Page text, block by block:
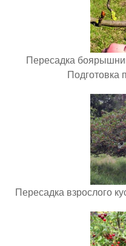
Пересадка
Подготовка
Пересадка взрослого